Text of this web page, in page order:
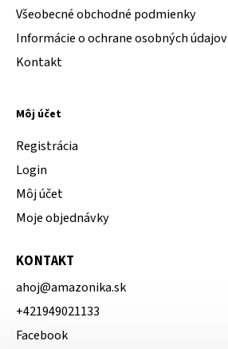
Všeobecné obchodné podmienky
Informácie o ochrane osobných údajov
Kontakt
Môj účet
Registrácia
Login
Môj účet
Moje objednávky
KONTAKT
ahoj@amazonika.sk
+421949021133
Facebook